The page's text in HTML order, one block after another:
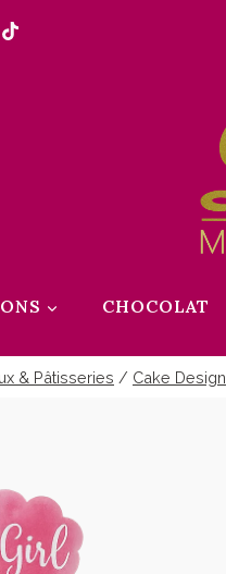
CHOCOLAT
& Pâtisseries / Cake Design